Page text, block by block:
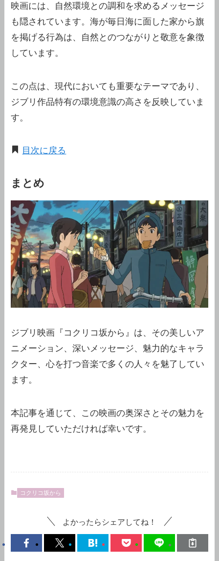
映画には、自然環境との調和を求めるメッセージ
も隠されています。海が毎日海に面した家から旗
を掲げる行為は、自然とのつながりと敬意を象徴
しています。
この点は、現代においても重要なテーマであり、
ジブリ作品特有の環境意識の高さを反映していま
す。
目次に戻る
まとめ
ジブリ映画『コクリコ坂から』は、その美しいア
ニメーション、深いメッセージ、魅力的なキャラ
クター、心を打つ音楽で多くの人々を魅了してい
ます。
本記事を通じて、この映画の奥深さとその魅力を
再発見していただければ幸いです。
コクリコ坂から
よかったらシェアしてね！